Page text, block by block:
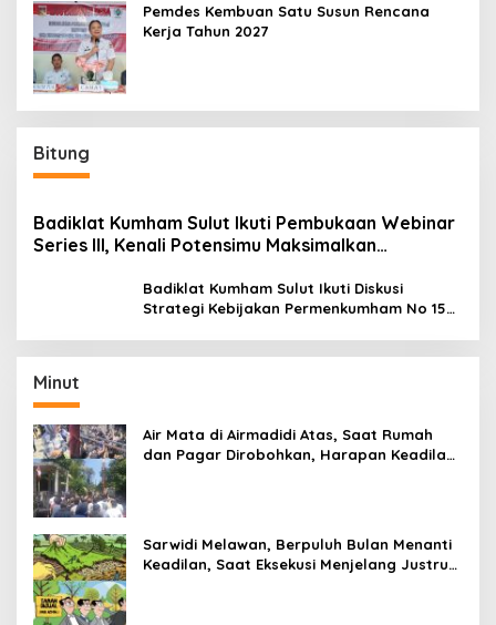
Pemdes Kembuan Satu Susun Rencana
Kerja Tahun 2027
Bitung
Badiklat Kumham Sulut Ikuti Pembukaan Webinar
Series III, Kenali Potensimu Maksimalkan
Badiklat Kumham Sulut Ikuti Diskusi
Strategi Kebijakan Permenkumham No 15
Minut
Air Mata di Airmadidi Atas, Saat Rumah
dan Pagar Dirobohkan, Harapan Keadilan
Sarwidi Melawan, Berpuluh Bulan Menanti
Keadilan, Saat Eksekusi Menjelang Justru